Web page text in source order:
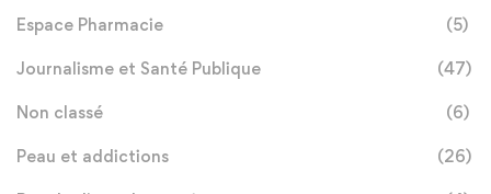
Espace Pharmacie (5)
Journalisme et Santé Publique (47)
Non classé (6)
Peau et addictions (26)